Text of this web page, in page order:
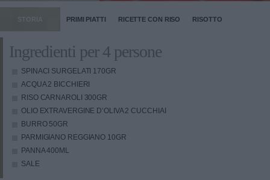
STORIA PRIMI PIATTI RICETTE CON RISO RISOTTO
Ingredienti per 4 persone
SPINACI SURGELATI 170GR
ACQUA 2 BICCHIERI
RISO CARNAROLI 300GR
OLIO EXTRAVERGINE D’OLIVA 2 CUCCHIAI
BURRO 50GR
PARMIGIANO REGGIANO 10GR
PANNA 400ML
SALE